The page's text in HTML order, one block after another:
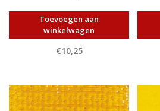
Toevoegen aan
winkelwagen
€10,25